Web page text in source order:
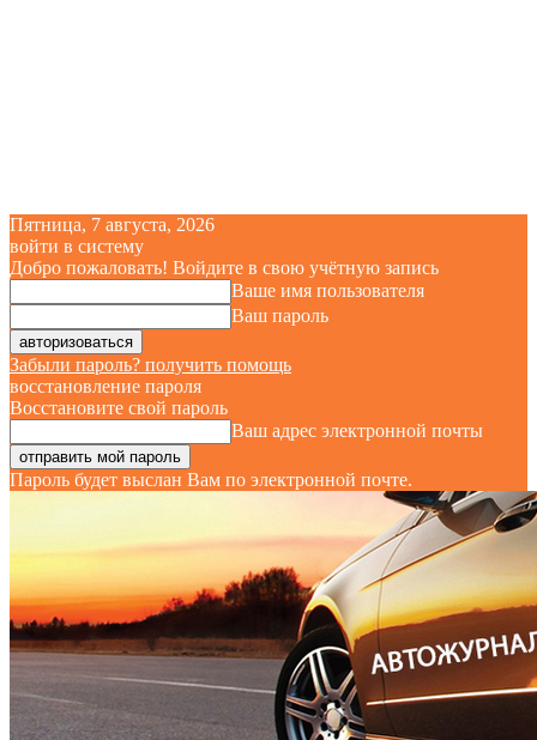
Пятница, 7 августа, 2026
войти в систему
Добро пожаловать! Войдите в свою учётную запись
Ваше имя пользователя
Ваш пароль
Забыли пароль? получить помощь
восстановление пароля
Восстановите свой пароль
Ваш адрес электронной почты
Пароль будет выслан Вам по электронной почте.